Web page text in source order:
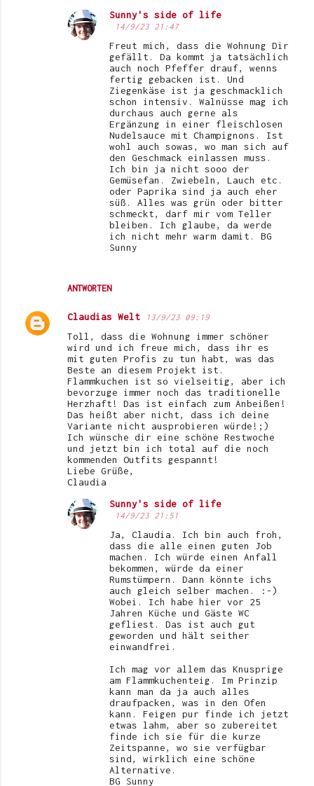
ANTWORTEN
Sunny's side of life
14/9/23 21:47
Freut mich, dass die Wohnung Dir
gefällt. Da kommt ja tatsächlich
auch noch Pfeffer drauf, wenns
fertig gebacken ist. Und
Ziegenkäse ist ja geschmacklich
schon intensiv. Walnüsse mag ich
durchaus auch gerne als
Ergänzung in einer fleischlosen
Nudelsauce mit Champignons. Ist
wohl auch sowas, wo man sich auf
den Geschmack einlassen muss.
Ich bin ja nicht sooo der
Gemüsefan. Zwiebeln, Lauch etc.
oder Paprika sind ja auch eher
süß. Alles was grün oder bitter
schmeckt, darf mir vom Teller
bleiben. Ich glaube, da werde
ich nicht mehr warm damit. BG
Sunny
Claudias Welt 13/9/23 09:19
Toll, dass die Wohnung immer schöner
wird und ich freue mich, dass ihr es
mit guten Profis zu tun habt, was das
Beste an diesem Projekt ist.
Flammkuchen ist so vielseitig, aber ich
bevorzuge immer noch das traditionelle
Herzhaft! Das ist einfach zum Anbeißen!
Das heißt aber nicht, dass ich deine
Variante nicht ausprobieren würde!;)
Ich wünsche dir eine schöne Restwoche
und jetzt bin ich total auf die noch
kommenden Outfits gespannt!
Liebe Grüße,
Claudia
Sunny's side of life
14/9/23 21:51
Ja, Claudia. Ich bin auch froh,
dass die alle einen guten Job
machen. Ich würde einen Anfall
bekommen, würde da einer
Rumstümpern. Dann könnte ichs
auch gleich selber machen. :-)
Wobei. Ich habe hier vor 25
Jahren Küche und Gäste WC
gefliest. Das ist auch gut
geworden und hält seither
einwandfrei.
Ich mag vor allem das Knusprige
am Flammkuchenteig. Im Prinzip
kann man da ja auch alles
draufpacken, was in den Ofen
kann. Feigen pur finde ich jetzt
etwas lahm, aber so zubereitet
finde ich sie für die kurze
Zeitspanne, wo sie verfügbar
sind, wirklich eine schöne
Alternative.
BG Sunny